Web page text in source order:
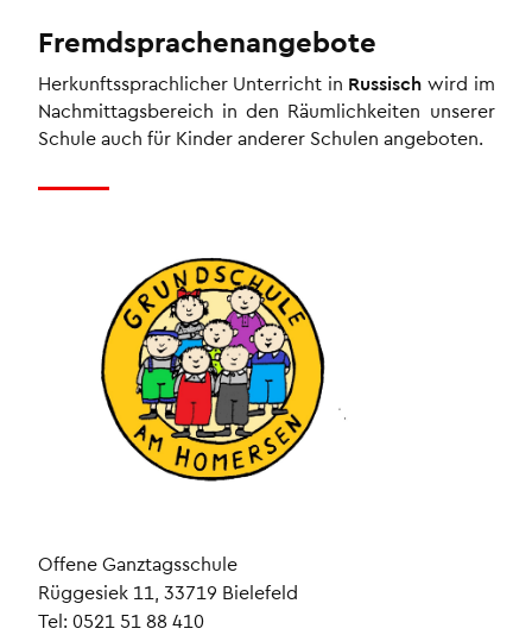
Fremdsprachenangebote
Herkunftssprachlicher Unterricht in Russisch wird im
Nachmittagsbereich in den Räumlichkeiten unserer
Schule auch für Kinder anderer Schulen angeboten.
Offene Ganztagsschule
Rüggesiek 11, 33719 Bielefeld
Tel: 0521 51 88 410